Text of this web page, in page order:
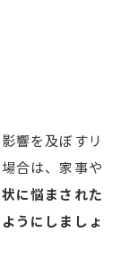
響を及ぼすリ
合は、家事や
に悩まされた
うにしましょ